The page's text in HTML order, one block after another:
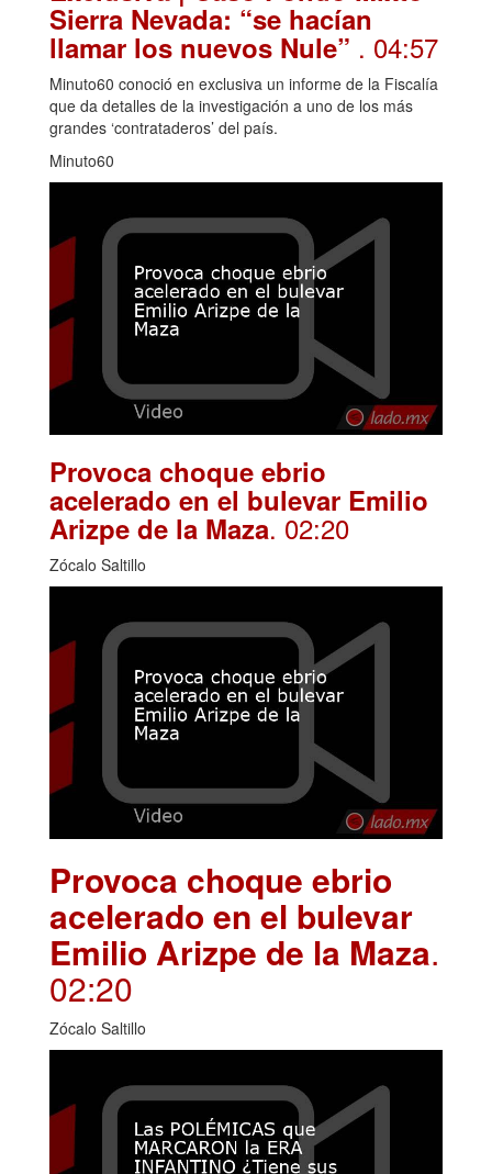
Sierra Nevada: “se hacían
llamar los nuevos Nule” . 04:57
Minuto60 conoció en exclusiva un informe de la Fiscalía
que da detalles de la investigación a uno de los más
grandes ‘contrataderos’ del país.
Minuto60
Provoca choque ebrio
acelerado en el bulevar Emilio
Arizpe de la Maza. 02:20
Zócalo Saltillo
Provoca choque ebrio
acelerado en el bulevar
Emilio Arizpe de la Maza.
02:20
Zócalo Saltillo